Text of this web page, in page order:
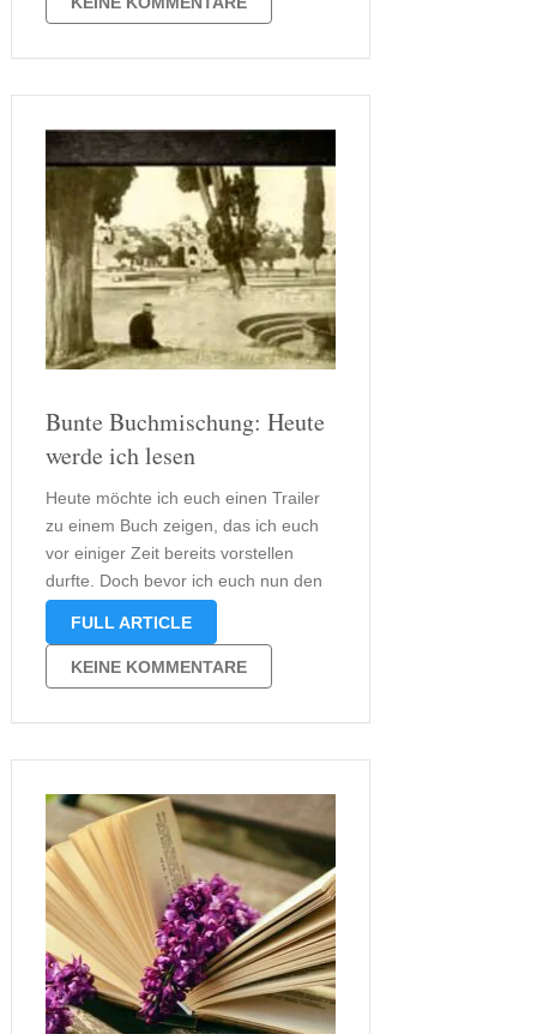
dieses Buch schon …
Bunte Buchmischung: Heute
werde ich lesen
Heute möchte ich euch einen Trailer
zu einem Buch zeigen, das ich euch
vor einiger Zeit bereits vorstellen
durfte. Doch bevor ich euch nun den
Trailer präsentieren werde, möchte
Musik des Trailers einen falschen
Eindruck hinterlässt. Das Buch ist
keinesfalls …
FULL ARTICLE
KEINE KOMMENTARE